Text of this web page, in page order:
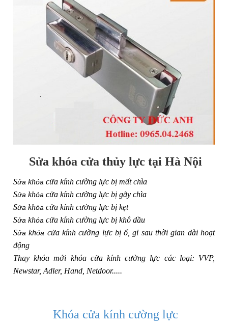
Sửa khóa cửa thủy lực tại Hà Nội
Sửa khóa cửa kính cường lực bị mất chìa
Sửa khóa cửa kính cường lực bị gãy chìa
Sửa khóa cửa kính cường lực bị kẹt
Sửa khóa cửa kính cường lực bị khô dầu
Sửa khóa cửa kính cường lực bị ố, gỉ sau thời gian dài hoạt
động
Thay khóa mới khóa cửa kính cường lực các loại: VVP,
Newstar, Adler, Hand, Netdoor.....
Khóa cửa kính cường lực